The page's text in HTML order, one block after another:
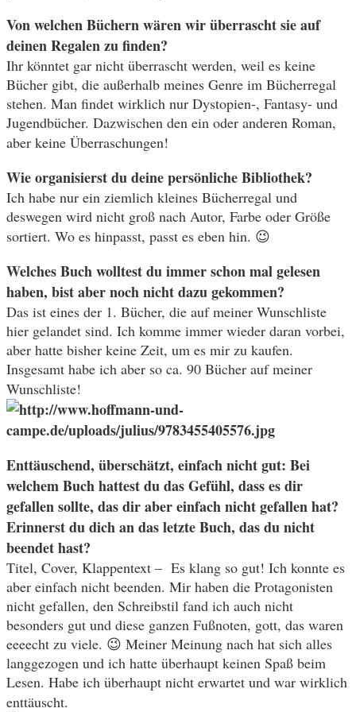
Von welchen Büchern wären wir überrascht sie auf
deinen Regalen zu finden?
Ihr könntet gar nicht überrascht werden, weil es keine
Bücher gibt, die außerhalb meines Genre im Bücherregal
stehen. Man findet wirklich nur Dystopien-, Fantasy- und
Jugendbücher. Dazwischen den ein oder anderen Roman,
aber keine Überraschungen!
Wie organisierst du deine persönliche Bibliothek?
Ich habe nur ein ziemlich kleines Bücherregal und
deswegen wird nicht groß nach Autor, Farbe oder Größe
sortiert. Wo es hinpasst, passt es eben hin. 😉
Welches Buch wolltest du immer schon mal gelesen
haben, bist aber noch nicht dazu gekommen?
Das ist eines der 1. Bücher, die auf meiner Wunschliste
hier gelandet sind. Ich komme immer wieder daran vorbei,
aber hatte bisher keine Zeit, um es mir zu kaufen.
Insgesamt habe ich aber so ca. 90 Bücher auf meiner
Wunschliste!
Enttäuschend, überschätzt, einfach nicht gut: Bei
welchem Buch hattest du das Gefühl, dass es dir
gefallen sollte, das dir aber einfach nicht gefallen hat?
Erinnerst du dich an das letzte Buch, das du nicht
beendet hast?
Titel, Cover, Klappentext – Es klang so gut! Ich konnte es
aber einfach nicht beenden. Mir haben die Protagonisten
nicht gefallen, den Schreibstil fand ich auch nicht
besonders gut und diese ganzen Fußnoten, gott, das waren
eeeecht zu viele. 😉 Meiner Meinung nach hat sich alles
langgezogen und ich hatte überhaupt keinen Spaß beim
Lesen. Habe ich überhaupt nicht erwartet und war wirklich
enttäuscht.